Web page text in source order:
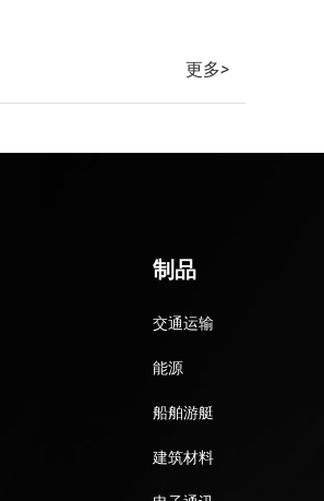
更多>
制品
交通运输
能源
船舶游艇
建筑材料